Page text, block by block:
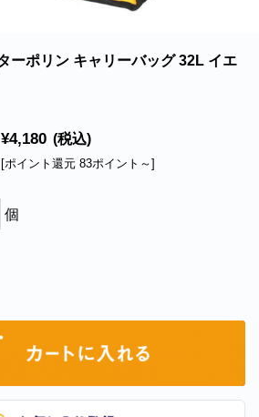
ーポリン キャリーバッグ 32L イエ
¥4,180 (税込)
[ポイント還元 83ポイント～]
個